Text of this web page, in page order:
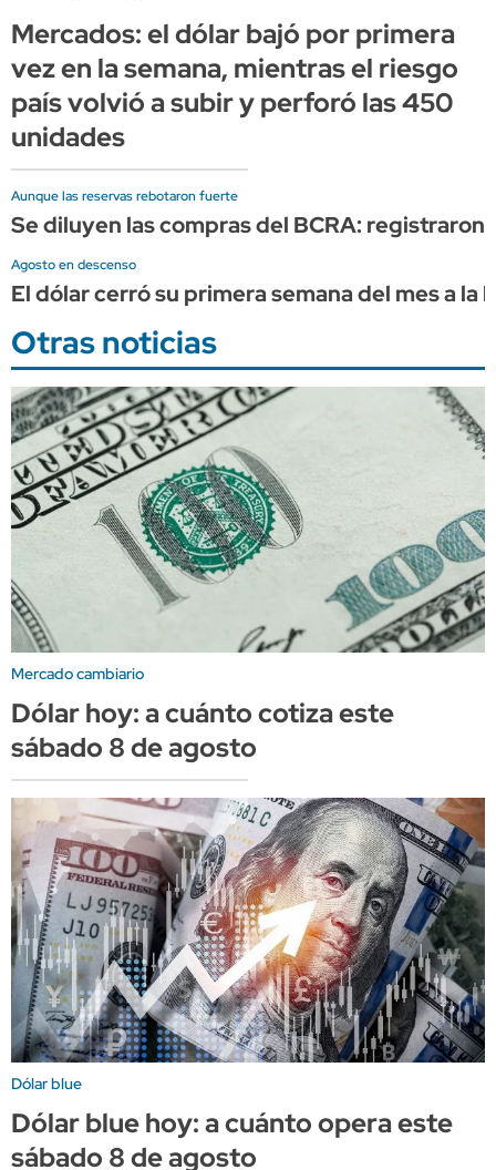
Mercados: el dólar bajó por primera
vez en la semana, mientras el riesgo
país volvió a subir y perforó las 450
unidades
Aunque las reservas rebotaron fuerte
Se diluyen las compras del BCRA:
Agosto en descenso
El dólar cerró su primera semana del mes a la
Otras noticias
Mercado cambiario
Dólar hoy: a cuánto cotiza este
sábado 8 de agosto
Dólar blue
Dólar blue hoy: a cuánto opera este
sábado 8 de agosto